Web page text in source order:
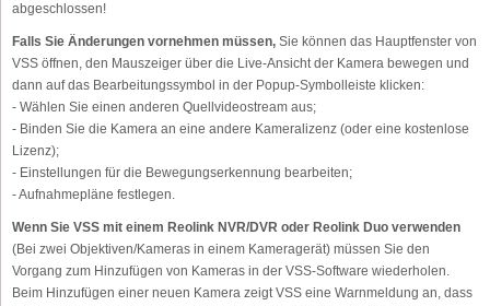
abgeschlossen!
Falls Sie Änderungen vornehmen müssen, Sie können das Hauptfenster von
VSS öffnen, den Mauszeiger über die Live-Ansicht der Kamera bewegen und
dann auf das Bearbeitungssymbol in der Popup-Symbolleiste klicken:
- Wählen Sie einen anderen Quellvideostream aus;
- Binden Sie die Kamera an eine andere Kameralizenz (oder eine kostenlose
Lizenz);
- Einstellungen für die Bewegungserkennung bearbeiten;
- Aufnahmepläne festlegen.
Wenn Sie VSS mit einem Reolink NVR/DVR oder Reolink Duo verwenden
(Bei zwei Objektiven/Kameras in einem Kameragerät) müssen Sie den
Vorgang zum Hinzufügen von Kameras in der VSS-Software wiederholen.
Beim Hinzufügen einer neuen Kamera zeigt VSS eine Warnmeldung an, dass